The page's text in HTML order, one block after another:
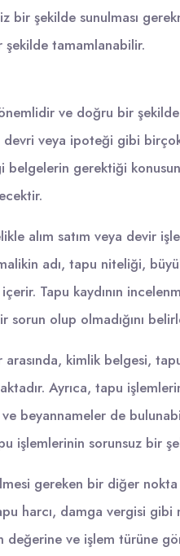
bir şekilde sunulması
şekilde tamamlanabilir.
ve doğru bir şekilde
devri veya ipoteği gibi
belgelerin gerektiği
alım satım veya devir
adı, tapu niteliği,
Tapu kaydının
olup olmadığını
kimlik belgesi,
Ayrıca, tapu
ve beyannameler de
işlemlerinin sorunsuz bir
gereken bir diğer
harcı, damga vergisi gibi
değerine ve işlem türüne